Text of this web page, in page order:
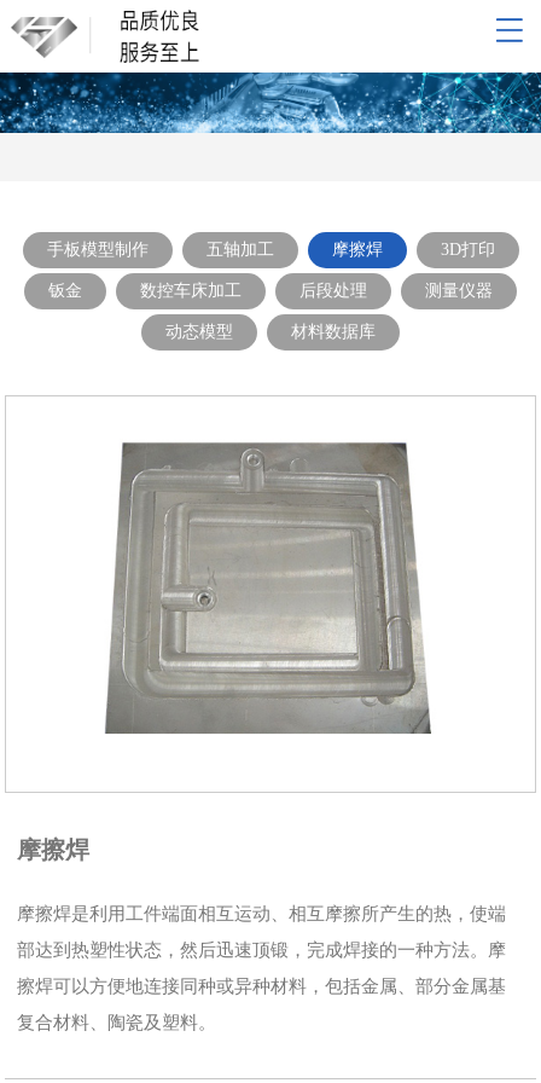
网站导航
网站首页
关于我们
联系我们
手板模型制作 五轴加工 摩擦焊 3D打印
钣金 数控车床加工 后段处理 测量仪器
动态模型 材料数据库
摩擦焊
摩擦焊是利用工件端面相互运动、相互摩擦所产生的热，使端
部达到热塑性状态，然后迅速顶锻，完成焊接的一种方法。摩
擦焊可以方便地连接同种或异种材料，包括金属、部分金属基
复合材料、陶瓷及塑料。